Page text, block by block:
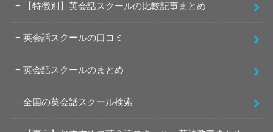
【特徴別】英会話スクールの比較記事まとめ
英会話スクールの口コミ
英会話スクールのまとめ
全国の英会話スクール検索